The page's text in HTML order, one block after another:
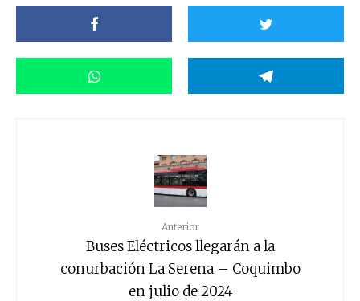
Anterior
Buses Eléctricos llegarán a la
conurbación La Serena – Coquimbo
en julio de 2024